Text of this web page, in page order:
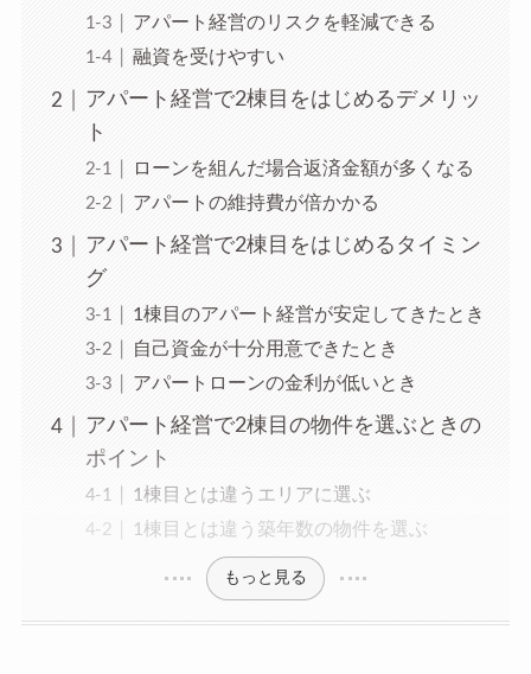
アパート経営のリスクを軽減できる
融資を受けやすい
アパート経営で2棟目をはじめるデメリッ
ト
ローンを組んだ場合返済金額が多くなる
アパートの維持費が倍かかる
アパート経営で2棟目をはじめるタイミン
グ
1棟目のアパート経営が安定してきたとき
自己資金が十分用意できたとき
アパートローンの金利が低いとき
アパート経営で2棟目の物件を選ぶときの
ポイント
1棟目とは違うエリアに選ぶ
1棟目とは違う築年数の物件を選ぶ
もっと見る